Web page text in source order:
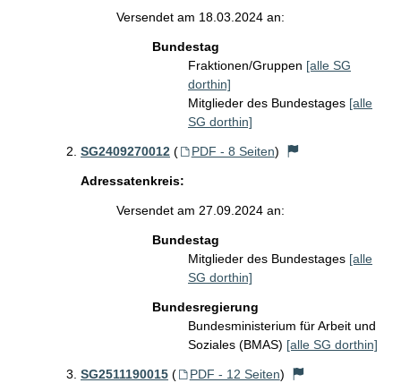
Versendet am 18.03.2024 an:
Bundestag
Fraktionen/Gruppen [alle SG
dorthin]
Mitglieder des Bundestages [alle
SG dorthin]
SG2409270012 ( PDF - 8 Seiten)
Adressatenkreis:
Versendet am 27.09.2024 an:
Bundestag
Mitglieder des Bundestages [alle
SG dorthin]
Bundesregierung
Bundesministerium für Arbeit und
Soziales (BMAS) [alle SG dorthin]
SG2511190015 ( PDF - 12 Seiten)